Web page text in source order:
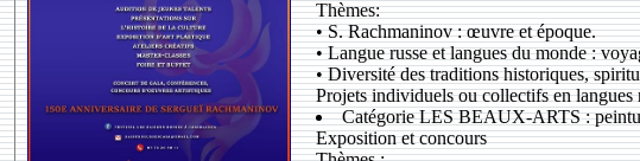
Thèmes:
• S. Rachmaninov : œuvre et époque.
• Langue russe et langues du monde :
• Diversité des traditions historiques,
Projets individuels ou collectifs en langues
Catégorie LES BEAUX-ARTS :
Exposition et concours